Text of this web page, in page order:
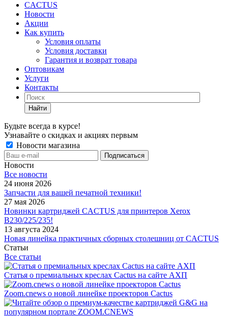
CACTUS
Новости
Акции
Как купить
Условия оплаты
Условия доставки
Гарантия и возврат товара
Оптовикам
Услуги
Контакты
Найти
Будьте всегда в курсе!
Узнавайте о скидках и акциях первым
Новости магазина
Новости
Все новости
24 июня 2026
Запчасти для вашей печатной техники!
27 мая 2026
Новинки картриджей CACTUS для принтеров Xerox
B230/225/235!
13 августа 2024
Новая линейка практичных сборных столешниц от CACTUS
Статьи
Все статьи
Статья о премиальных креслах Cactus на сайте АХП
Zoom.cnews о новой линейке проекторов Cactus